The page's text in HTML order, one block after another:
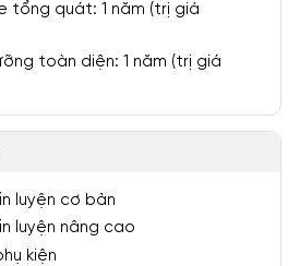
tổng quát: 1 năm (trị giá
toàn diện: 1 năm (trị giá
luyện cơ bản
luyện nâng cao
kiện